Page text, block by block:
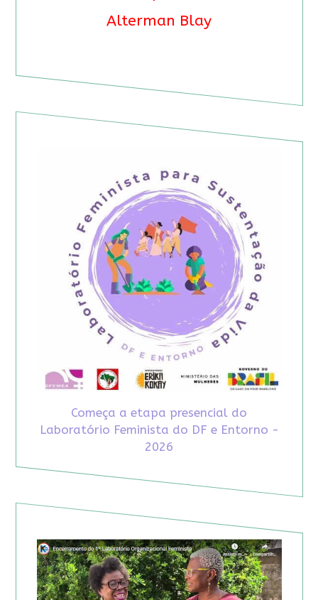
Alterman Blay
Começa a etapa presencial do
Laboratório Feminista do DF e Entorno -
2026